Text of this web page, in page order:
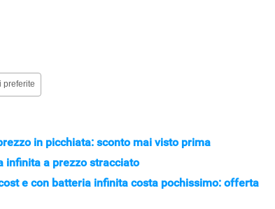
preferite
in picchiata: sconto mai visto prima
infinita a prezzo stracciato
e con batteria infinita costa pochissimo: offerta